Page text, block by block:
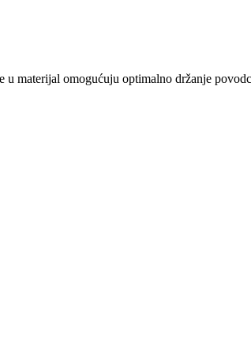
materijal omogućuju optimalno držanje